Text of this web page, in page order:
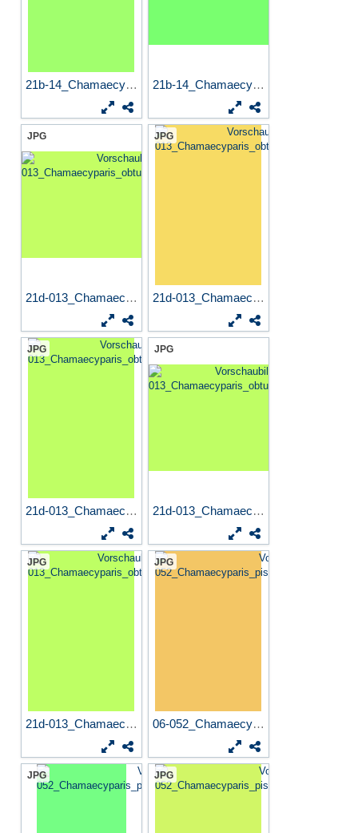
21b-14_Chamaecyparis_obtusa... 21b-14_Chamaecyparis_obtusa...
JPG
21d-013_Chamaecyparis_obtus...
JPG
21d-013_Chamaecyparis_obtus...
JPG
21d-013_Chamaecyparis_obtus...
JPG
21d-013_Chamaecyparis_obtus...
JPG
21d-013_Chamaecyparis_obtus...
JPG
06-052_Chamaecyparis_pisife...
JPG JPG